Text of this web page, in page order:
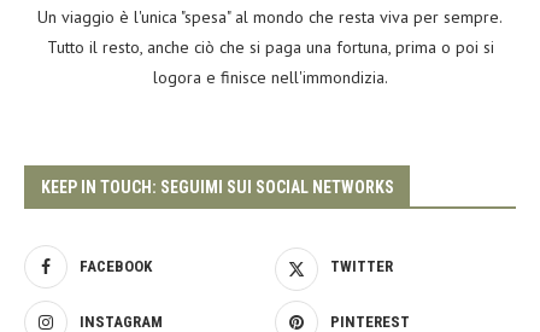
Un viaggio è l'unica "spesa" al mondo che resta viva per sempre.
Tutto il resto, anche ciò che si paga una fortuna, prima o poi si
logora e finisce nell'immondizia.
KEEP IN TOUCH: SEGUIMI SUI SOCIAL NETWORKS
FACEBOOK TWITTER
INSTAGRAM PINTEREST